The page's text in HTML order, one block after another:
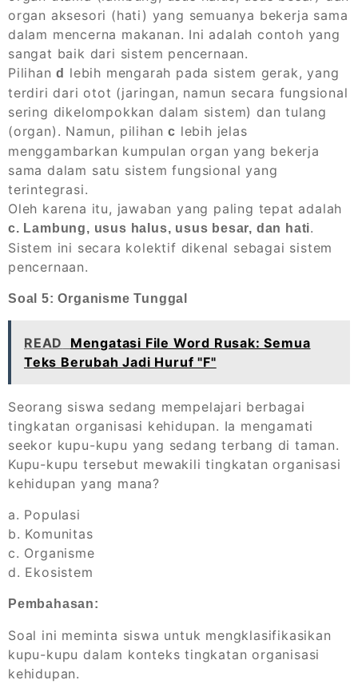
organ aksesori (hati) yang semuanya bekerja sama
dalam mencerna makanan. Ini adalah contoh yang
sangat baik dari sistem pencernaan.
Pilihand
lebih mengarah pada sistem gerak, yang
terdiri dari otot (jaringan, namun secara fungsional
sering dikelompokkan dalam sistem) dan tulang
(organ). Namun, pilihanc lebih jelas
menggambarkan kumpulan organ yang bekerja
sama dalam satu sistem fungsional yang
terintegrasi.
Oleh karena itu, jawaban yang paling tepat adalah
c. Lambung, usus halus, usus besar, dan hati.
Sistem ini secara kolektif dikenal sebagai sistem
pencernaan.
Soal 5: Organisme Tunggal
READ
Mengatasi File Word Rusak: Semua
Teks Berubah Jadi Huruf "F"
Seorang siswa sedang mempelajari berbagai
tingkatan organisasi kehidupan. Ia mengamati
seekor kupu-kupu yang sedang terbang di taman.
Kupu-kupu tersebut mewakili tingkatan organisasi
kehidupan yang mana?
a. Populasi
b. Komunitas
c. Organisme
d. Ekosistem
Pembahasan:
Soal ini meminta siswa untuk mengklasifikasikan
kupu-kupu dalam konteks tingkatan organisasi
kehidupan.